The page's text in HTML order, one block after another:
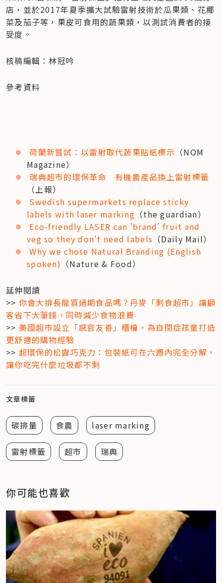
店，並於2017年夏季擴大試驗雷射技術於瓜果類、花椰
菜及茄子等，果皮可食用的蔬果類，以測試消費者的接
受度。
核稿編輯：林冠吟
參考資料
荷蘭新嘗試：以雷射取代蔬果貼紙標示 （NOM
Magazine）
瑞典超市的環保革命　有機農產品換上雷射標籤
（上報）
Swedish supermarkets replace sticky
labels with laser marking （the guardian）
Eco-friendly LASER can 'brand' fruit and
veg so they don't need labels （Daily Mail）
Why we chose Natural Branding (English
spoken) （Nature & Food）
延伸閱讀
>> 你會大排長龍買過期食品嗎？丹麥「剩食超市」讓顧
客省下大筆錢，同時減少食物浪費
>> 美國超市設立「感官友善」櫃檯，為自閉症孩童打造
更舒適的購物經驗
>> 超環保的松露巧克力：包裝紙可在六週內完全分解，
讓你吃完什麼垃圾都不剩
文章標籤
碳排量 食農 laser marking
雷射標籤 超市 瑞典
你可能也喜歡